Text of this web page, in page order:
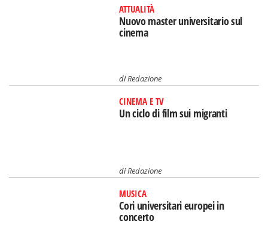
ATTUALITÀ
Nuovo master universitario sul
cinema
diRedazione
CINEMA E TV
Un ciclo di film sui migranti
diRedazione
MUSICA
Cori universitari europei in
concerto